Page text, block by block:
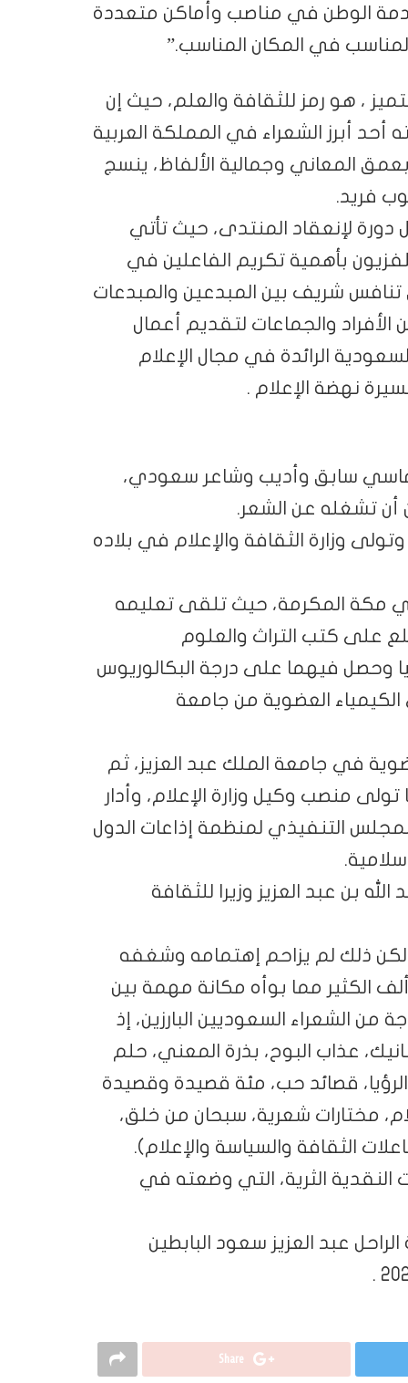
الوطن في مناصب وأماكن متعددة
في المكان المناسب.”
، هو رمز للثقافة والعلم، حيث إن
أبرز الشعراء في المملكة العربية
المعاني وجمالية الألفاظ، ينسج
فريد.
لإنعقاد المنتدى، حيث تأتي
بأهمية تكريم الفاعلين في
تنافس شريف بين المبدعين والمبدعات
والجماعات لتقديم أعمال
الرائدة في مجال الإعلام
نهضة الإعلام .
سابق وأديب وشاعر سعودي،
أن تشغله عن الشعر.
وزارة الثقافة والإعلام في بلاده
العزيز محيي الدين خوجة سنة 1942 في مكة المكرمة، حيث تلقى تعليمه
على كتب التراث والعلوم
وحصل فيهما على درجة البكالوريوس
العضوية من جامعة
في جامعة الملك عبد العزيز، ثم
منصب وكيل وزارة الإعلام، وأدار
التنفيذي لمنظمة إذاعات الدول
عينه الملك عبد الله بن عبد العزيز وزيرا للثقافة
لكن ذلك لم يزاحم إهتمامه وشغفه
الكثير مما بوأه مكانة مهمة بين
من الشعراء السعوديين البارزين، إذ
عذاب البوح، بذرة المعني، حلم
الرؤيا، قصائد حب، مئة قصيدة وقصيدة
مختارات شعرية، سبحان من خلق،
الثقافة والسياسة والإعلام).
النقدية الثرية، التي وضعته في
عبد العزيز سعود البابطين
Share